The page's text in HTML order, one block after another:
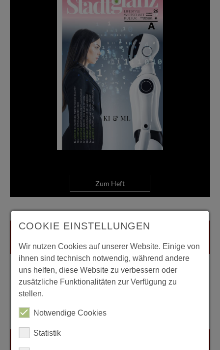
Zum Heft
COOKIE EINSTELLUNGEN
Wir nutzen Cookies auf unserer Website. Einige von
ihnen sind technisch notwendig, während andere
uns helfen, diese Website zu verbessern oder
zusätzliche Funktionalitäten zur Verfügung zu
stellen.
Notwendige Cookies
Statistik